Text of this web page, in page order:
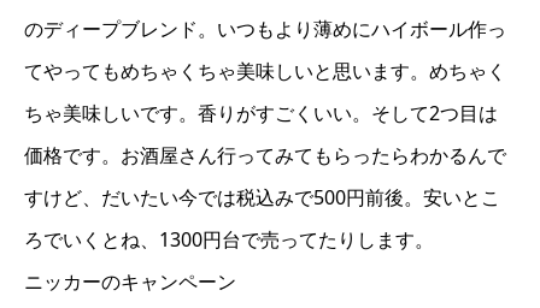
のディープブレンド。いつもより薄めにハイボール作っ
てやってもめちゃくちゃ美味しいと思います。めちゃく
ちゃ美味しいです。香りがすごくいい。そして2つ目は
価格です。お酒屋さん行ってみてもらったらわかるんで
すけど、だいたい今では税込みで500円前後。安いとこ
ろでいくとね、1300円台で売ってたりします。
ニッカーのキャンペーン